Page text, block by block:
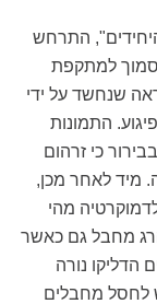
"טרור היחידים", התרחש
למתקפת
שנחשד על ידי
התמונות
כי זרהום
מיד לאחר מכן,
מהי
מחבל גם כאשר
הדליקו נורה
שיש לחסל מחבלים